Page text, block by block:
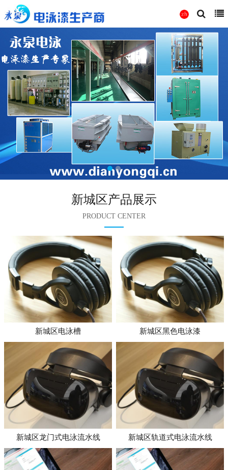
新城区产品展示
PRODUCT CENTER
新城区电泳槽 新城区黑色电泳漆
新城区龙门式电泳流水线 新城区轨道式电泳流水线